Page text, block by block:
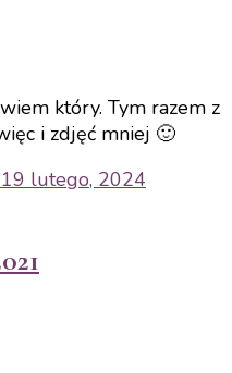
który. Tym razem z
i zdjęć mniej 🙂
19 lutego, 2024